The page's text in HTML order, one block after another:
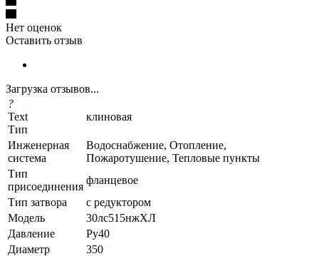
Нет оценок
Оставить отзыв
Загрузка отзывов...
?
Text
Тип
клиновая
Инженерная
система
Водоснабжение, Отопление,
Пожаротушение, Тепловые пункты
Тип
присоединения
фланцевое
Тип затвора
с редуктором
Модель
30лс515нжХЛ
Давление
Ру40
Диаметр
350